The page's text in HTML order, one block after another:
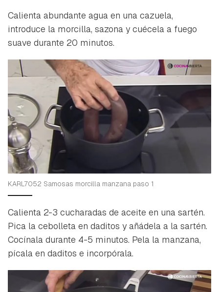
Guardar como favorito
Para poder guardar como favorito, primero has de
iniciar sesión con tu cuenta de Hogarmanía.
INICIAR SESIÓN CANCELAR
Calienta abundante agua en una cazuela,
introduce la morcilla, sazona y cuécela a fuego
suave durante 20 minutos.
KARL7052 Samosas morcilla manzana paso 1
Calienta 2-3 cucharadas de aceite en una sartén.
Pica la cebolleta en daditos y añádela a la sartén.
Cocínala durante 4-5 minutos. Pela la manzana,
pícala en daditos e incorpórala.
Contenido enviado
ACEPTAR